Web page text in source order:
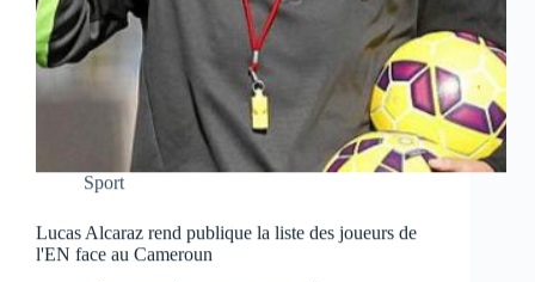
Sport
Lucas Alcaraz rend publique la liste des joueurs de
l'EN face au Cameroun